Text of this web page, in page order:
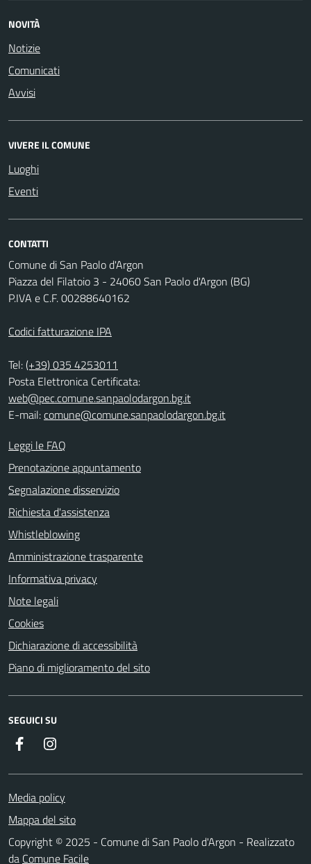
NOVITÀ
Notizie
Comunicati
Avvisi
VIVERE IL COMUNE
Luoghi
Eventi
CONTATTI
Comune di San Paolo d'Argon
Piazza del Filatoio 3 - 24060 San Paolo d'Argon (BG)
P.IVA e C.F. 00288640162
Codici fatturazione IPA
Tel:(+39) 035 4253011
Posta Elettronica Certificata:
web@pec.comune.sanpaolodargon.bg.it
E-mail:comune@comune.sanpaolodargon.bg.it
Leggi le FAQ
Prenotazione appuntamento
Segnalazione disservizio
Richiesta d'assistenza
Whistleblowing
Amministrazione trasparente
Informativa privacy
Note legali
Cookies
Dichiarazione di accessibilità
Piano di miglioramento del sito
SEGUICI SU
Facebook
Media policy
Mappa del sito
Copyright © 2025 - Comune di San Paolo d'Argon - Realizzato
da Comune Facile